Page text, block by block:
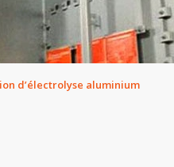
d’électrolyse aluminium